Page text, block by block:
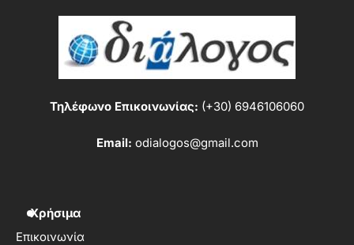
Τηλέφωνο Επικοινωνίας: (+30) 6946106060
Email: odialogos@gmail.com
Χρήσιμα
Επικοινωνία